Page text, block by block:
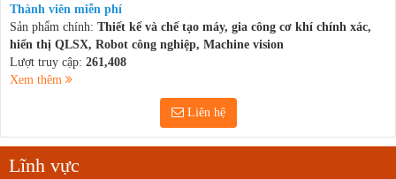
Thành viên miễn phí
Sản phẩm chính: Thiết kế và chế tạo máy, gia công cơ khí chính xác,
hiển thị QLSX, Robot công nghiệp, Machine vision
Lượt truy cập: 261,408
Xem thêm
Liên hệ
Lĩnh vực